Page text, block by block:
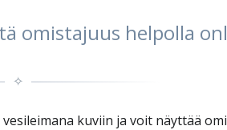
omistajuus helpolla
✧
kuviin ja voit näyttää